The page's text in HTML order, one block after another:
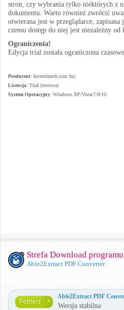
stron, czy wybrania tylko niektórych z
dokumentu. Warto również zwrócić
otwierana jest w przeglądarce,
czemu dostęp do niej jest niezależny od
Ograniczenia!
Edycja trial została ograniczona
Producent: Investintech.com Inc.
Licencja: Trial (testowa)
System Operacyjny: Windows XP/Vista/7/8/10
Strefa Download programu
Able2Extract PDF Converter
Able2Extract PDF
Wersja stabilna